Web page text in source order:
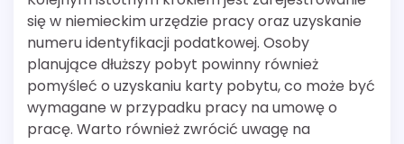
się w niemieckim urzędzie pracy oraz uzyskanie
numeru identyfikacji podatkowej. Osoby
planujące dłuższy pobyt powinny również
pomyśleć o uzyskaniu karty pobytu, co może być
wymagane w przypadku pracy na umowę o
pracę. Warto również zwrócić uwagę na